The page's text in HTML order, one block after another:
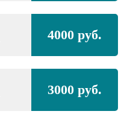
4000 руб.
3000 руб.